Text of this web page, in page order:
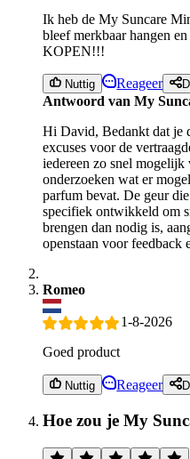
Ik heb de My Suncare
bleef merkbaar hangen
KOPEN!!!
Nuttig Reageer
Antwoord van My
Hi David, Bedankt dat je
excuses voor de
iedereen zo snel mogelijk
onderzoeken wat er
parfum bevat. De geur
specifiek ontwikkeld om
brengen dan nodig is,
openstaan voor feedback
Romeo
1-8-2026
Goed product
Nuttig Reageer
Hoe zou je My